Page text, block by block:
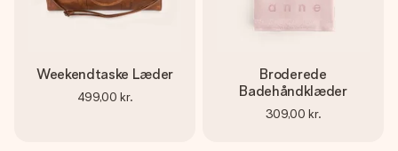
Weekendtaske Læder
499,00 kr.
Broderede
Badehåndklæder
309,00 kr.